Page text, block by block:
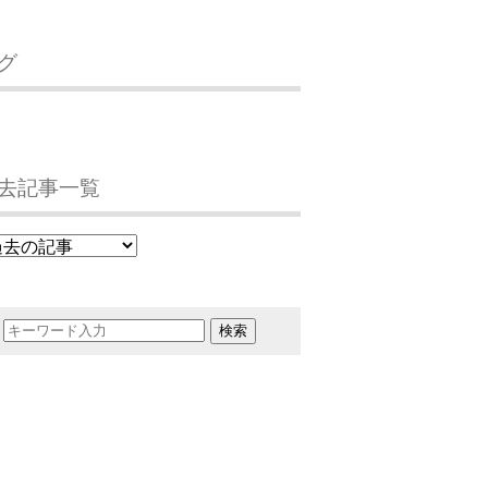
記事一覧